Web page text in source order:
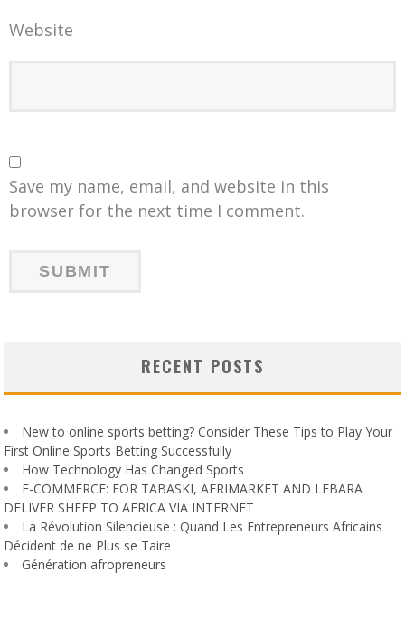
Website
Save my name, email, and website in this
browser for the next time I comment.
RECENT POSTS
New to online sports betting? Consider These Tips to Play Your
First Online Sports Betting Successfully
How Technology Has Changed Sports
E-COMMERCE: FOR TABASKI, AFRIMARKET AND LEBARA
DELIVER SHEEP TO AFRICA VIA INTERNET
La Révolution Silencieuse : Quand Les Entrepreneurs Africains
Décident de ne Plus se Taire
Génération afropreneurs